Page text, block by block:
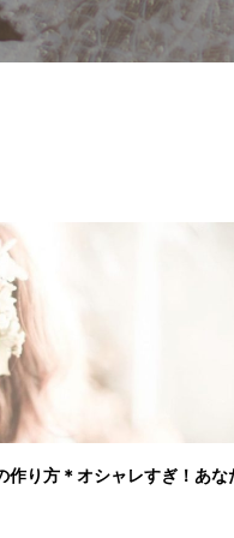
作り方＊オシャレすぎ！あな